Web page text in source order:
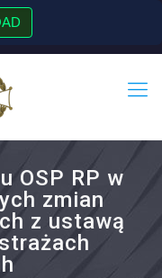
OSP RP w
zmian
z ustawą